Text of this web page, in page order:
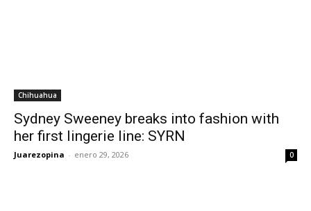
Chihuahua
Sydney Sweeney breaks into fashion with
her first lingerie line: SYRN
Juarezopina - enero 29, 2026 0